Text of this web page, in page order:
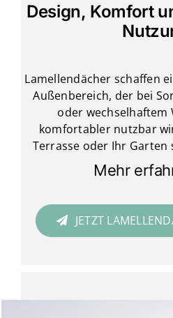
Design, Komfort
Lamellendächer schaffen
Außenbereich, der bei
oder wechselhaftem
komfortabler nutzbar
Terrasse oder Ihr Garten
Mehr
JETZT